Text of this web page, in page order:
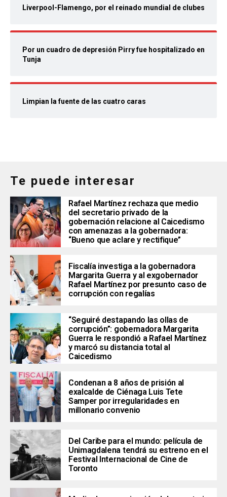
Liverpool-Flamengo, por el reinado mundial de clubes
Por un cuadro de depresión Pirry fue hospitalizado en
Tunja
Limpian la fuente de las cuatro caras
Te puede interesar
Rafael Martínez rechaza que medio
del secretario privado de la
gobernación relacione al Caicedismo
con amenazas a la gobernadora:
“Bueno que aclare y rectifique”
Fiscalía investiga a la gobernadora
Margarita Guerra y al exgobernador
Rafael Martínez por presunto caso de
corrupción con regalías
“Seguiré destapando las ollas de
corrupción”: gobernadora Margarita
Guerra le respondió a Rafael Martínez
y marcó su distancia total al
Caicedismo
Condenan a 8 años de prisión al
exalcalde de Ciénaga Luis Tete
Samper por irregularidades en
millonario convenio
Del Caribe para el mundo: película de
Unimagdalena tendrá su estreno en el
Festival Internacional de Cine de
Toronto